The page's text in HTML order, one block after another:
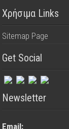
Χρήσιμα Links
Sitemap Page
Get Social
Newsletter
Email: